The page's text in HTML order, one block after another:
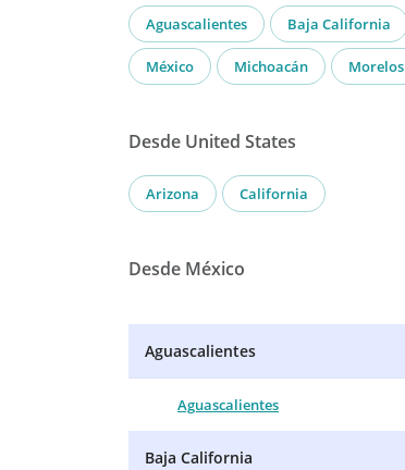
Aguascalientes Baja California
México Michoacán Morelos
Desde United States
Arizona California
Desde México
Aguascalientes
Aguascalientes
Baja California